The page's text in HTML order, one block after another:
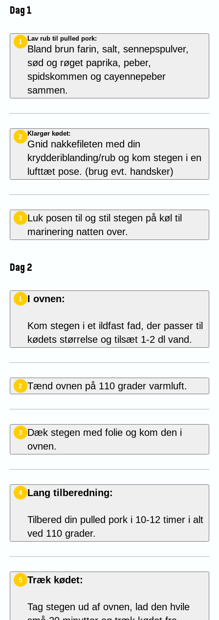
Dag 1
1 Lav rub til pulled pork:
Bland brun farin, salt, sennepspulver,
sød og røget paprika, peber,
spidskommen og cayennepeber
sammen.
2 Klargør kødet:
Gnid nakkefileten med din
krydderiblanding/rub og kom stegen i en
lufttæt pose. (brug evt. handsker)
3
Luk posen til og stil stegen på køl til
marinering natten over.
Dag 2
1 I ovnen:
Kom stegen i et ildfast fad, der passer til
kødets størrelseog tilsæt 1-2 dl vand.
2 Tænd ovnen på 110 grader varmluft.
3
Dæk stegen med folie og kom den i
ovnen.
4 Lang tilberedning:
Tilbered din pulled porki 10-12 timer i alt
ved 110 grader.
5 Træk kødet:
Tag stegen ud af ovnen, lad den hvile